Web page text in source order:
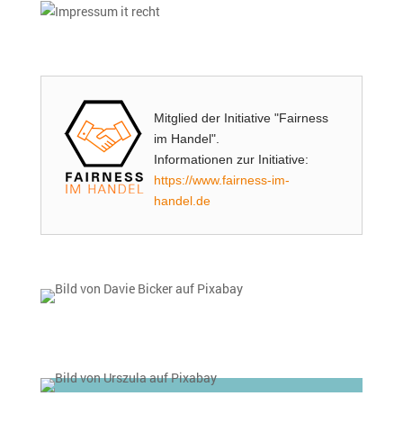
Mitglied der Initiative "Fairness
im Handel".
Informationen zur Initiative:
https://www.fairness-im-
handel.de